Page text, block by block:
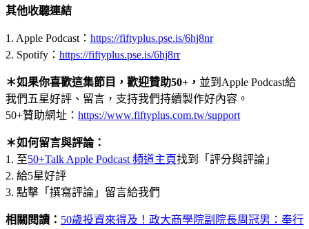
其他收聽連結
1. Apple Podcast： https://fiftyplus.pse.is/6hj8nr
2. Spotify： https://fiftyplus.pse.is/6hj8rr
＊如果你喜歡這集節目，歡迎贊助50+， 並到Apple Podcast給
我們五星好評、留言，支持我們持續製作好內容。
50+贊助網址： https://www.fiftyplus.com.tw/support
＊如何留言與評論：
1. 至50+Talk Apple Podcast 頻道主頁找到「評分與評論」
2. 給5星好評
3. 點擊「撰寫評論」留言給我們
相關閱讀： 50歲投資來得及！政大商學院副院長周冠男：奉行